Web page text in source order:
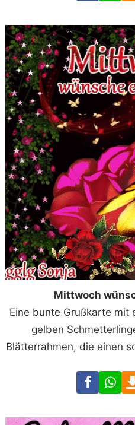
Mittwoch
Eine bunte Grußkarte mit
gelben
Blätterrahmen, die einen